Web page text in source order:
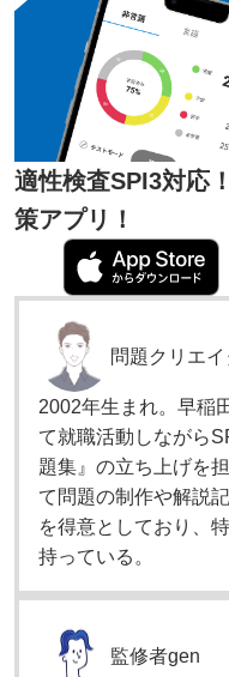
適性検査SPI3対応
策アプリ！
問題クリエイ
2002年生まれ。早稲
て就職活動しながら
題集』の立ち上げを
て問題の制作や解説
を得意としており、
持っている。
監修者gen